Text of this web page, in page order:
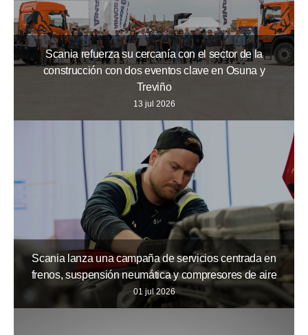
Scania refuerza su cercanía con el sector de la
construcción con dos eventos clave en Osuna y
Treviño
13 jul 2026
Scania lanza una campaña de servicios centrada en
frenos, suspensión neumática y compresores de aire
01 jul 2026